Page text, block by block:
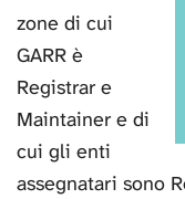
zone di cui
GARR è
Registrar e
Maintainer e di
cui gli enti
assegnatari sono